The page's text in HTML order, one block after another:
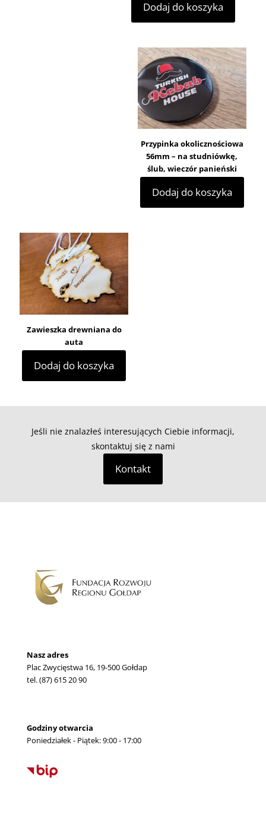
Dodaj do koszyka
Przypinka okolicznościowa
56mm – na studniówkę,
ślub, wieczór panieński
Dodaj do koszyka
Zawieszka drewniana do
auta
Dodaj do koszyka
Jeśli nie znalazłeś interesujących Ciebie informacji,
skontaktuj się z nami
Kontakt
Nasz adres
Plac Zwycięstwa 16, 19-500 Gołdap
tel. (87) 615 20 90
Godziny otwarcia
Poniedziałek - Piątek: 9:00 - 17:00